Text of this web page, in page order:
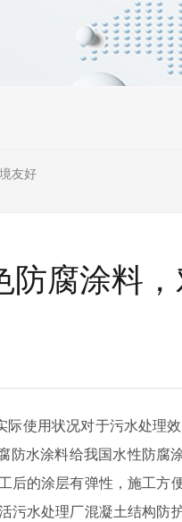
友好
防腐涂料
使用状况对于污水处理效
防水涂料给我国水性防腐
后的涂层有弹性，施工方
污水处理厂混凝土结构防